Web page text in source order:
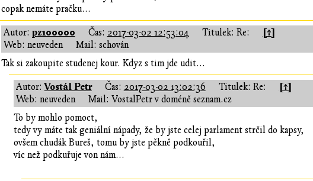
copak nemáte pračku...
Autor: pz100000 Čas: 2017-03-02 12:53:04 Titulek: Re: [↑]
Web: neuveden
Mail: schován
Tak si zakoupite studenej kour. Kdyz s tim jde udit...
Autor: Vostál Petr Čas: 2017-03-02 13:02:36 Titulek: Re: [↑]
Web: neuveden
Mail: VostalPetr v doméně seznam.cz
To by mohlo pomoct,
tedy vy máte tak geniální nápady, že by jste celej parlament strčil do kapsy,
ovšem chudák Bureš, tomu by jste pěkně podkouřil,
víc než podkuřuje von nám...